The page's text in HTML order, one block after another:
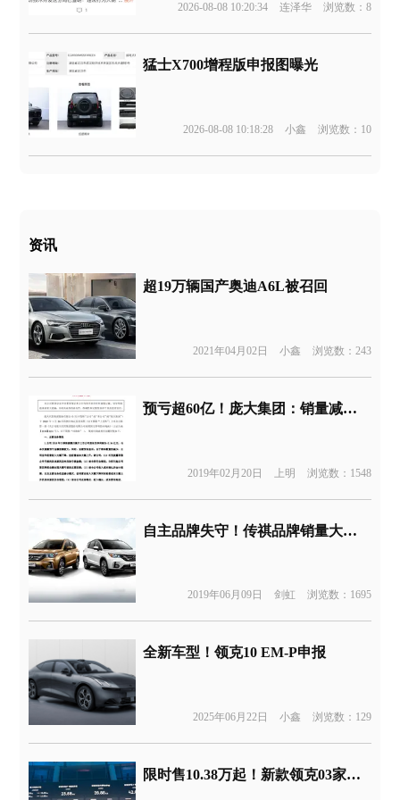
2026-08-08 10:20:34 连泽华 浏览数：8
猛士X700增程版申报图曝光
2026-08-08 10:18:28 小鑫 浏览数：10
资讯
超19万辆国产奥迪A6L被召回
2021年04月02日 小鑫 浏览数：243
预亏超60亿！庞大集团：销量减少拿不到厂家返利
2019年02月20日 上明 浏览数：1548
自主品牌失守！传祺品牌销量大跌38%，广汽全靠日本品牌支撑
2019年06月09日 剑虹 浏览数：1695
全新车型！领克10 EM-P申报
2025年06月22日 小鑫 浏览数：129
限时售10.38万起！新款领克03家族上市